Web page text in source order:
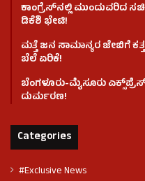
ಕಾಂಗ್ರೆಸ್​ನಲ್ಲಿ ಮುಂದುವರಿದ
ಡಿಕೆಶಿ ಭೇಟಿ!
ಮತ್ತೆ ಜನ ಸಾಮಾನ್ಯರ ಜೇಬಿಗೆ
ಬೆಲೆ ಏರಿಕೆ!
ಬೆಂಗಳೂರು-ಮೈಸೂರು
ದುರ್ಮರಣ!
Categories
#Exclusive News